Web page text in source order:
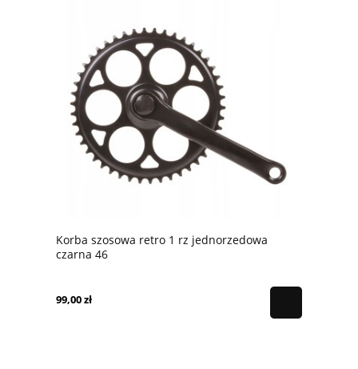
Korba szosowa retro 1 rz jednorzedowa
czarna 46
99,00 zł